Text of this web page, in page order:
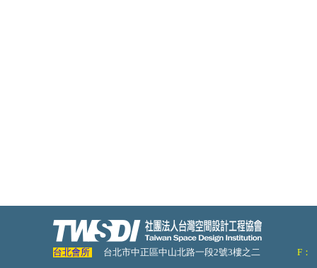
台北會所 台北市中正區中山北路一段2號3樓之二 F：